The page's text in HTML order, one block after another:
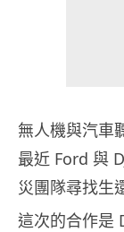
無人機與汽車
最近 Ford 與
災團隊尋找生
這次的合作是